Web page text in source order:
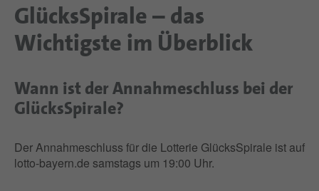
GlücksSpirale – das
Wichtigste im Überblick
Wann ist der Annahmeschluss bei der
GlücksSpirale?
Der Annahmeschluss für die Lotterie GlücksSpirale ist auf
lotto-bayern.de samstags um 19:00 Uhr.